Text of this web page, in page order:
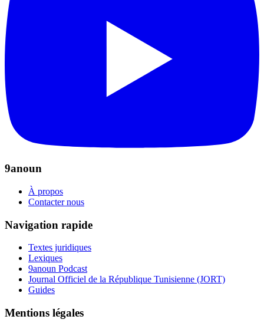
9anoun
À propos
Contacter nous
Navigation rapide
Textes juridiques
Lexiques
9anoun Podcast
Journal Officiel de la République Tunisienne (JORT)
Guides
Mentions légales